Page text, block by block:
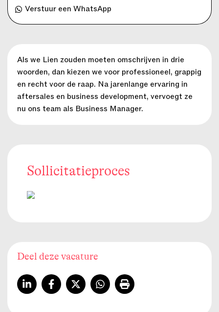
Verstuur een WhatsApp
Als we Lien zouden moeten omschrijven in drie
woorden, dan kiezen we voor professioneel, grappig
en recht voor de raap. Na jarenlange ervaring in
aftersales en business development, vervoegt ze
nu ons team als Business Manager.
Sollicitatieproces
Deel deze vacature